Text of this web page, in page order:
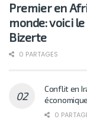
Premier en
monde: voici
Bizerte
0 PARTAGES
Conflit en
0